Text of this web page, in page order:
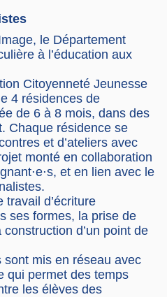
le Département
à l’éducation aux
Citoyenneté Jeunesse
4 résidences de
de 6 à 8 mois, dans des
Chaque résidence se
et d’ateliers avec
monté en collaboration
et en lien avec le
travail d’écriture
ses formes, la prise de
d’un point de
mis en réseau avec
qui permet des temps
les élèves des